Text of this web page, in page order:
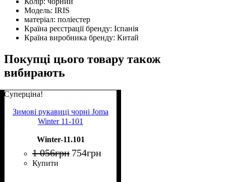
Модель: IRIS
матеріал: поліестер
Країна реєстрації бренду: Іспанія
Країна виробника бренду: Китай
Покупці цього товару також
вибирають
Суперціна!
Зимові рукавиці чорні Joma
Winter 11-101
Winter-11.101
1 056грн 754грн
Купити